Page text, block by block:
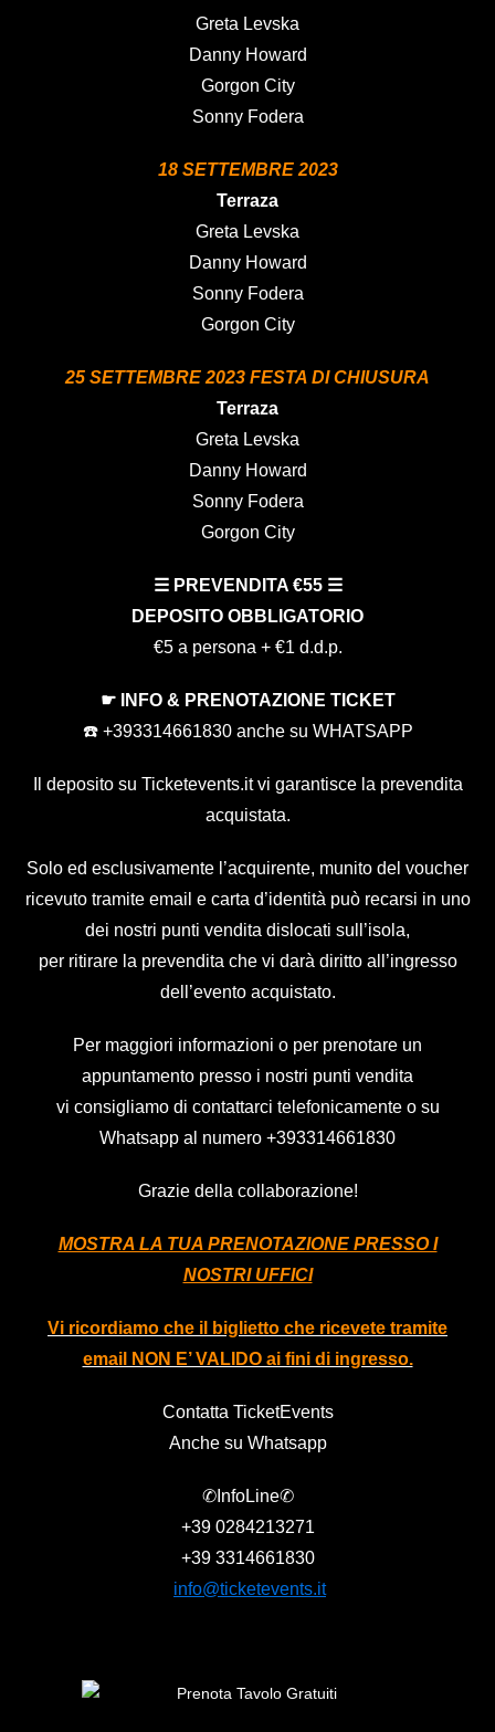
Greta Levska
Danny Howard
Gorgon City
Sonny Fodera
18 SETTEMBRE 2023
Terraza
Greta Levska
Danny Howard
Sonny Fodera
Gorgon City
25 SETTEMBRE 2023 FESTA DI CHIUSURA
Terraza
Greta Levska
Danny Howard
Sonny Fodera
Gorgon City
☰ PREVENDITA €55 ☰
DEPOSITO OBBLIGATORIO
€5 a persona + €1 d.d.p.
☛ INFO & PRENOTAZIONE TICKET
☎️ +393314661830 anche su WHATSAPP
Il deposito su Ticketevents.itvi garantisce la prevendita
acquistata.
Solo ed esclusivamente l’acquirente, munito del voucher
ricevuto tramite email e carta d’identità può recarsi in uno
dei nostri punti vendita dislocati sull’isola,
per ritirare la prevendita che vi darà diritto all’ingresso
dell’evento acquistato.
Per maggiori informazioni o per prenotare un
appuntamento presso i nostri punti vendita
vi consigliamo di contattarci telefonicamente o su
Whatsapp al numero +393314661830
Grazie della collaborazione!
MOSTRA LA TUA PRENOTAZIONE PRESSO I
NOSTRI UFFICI
Vi ricordiamo che il biglietto che ricevete tramite
email NON E’ VALIDO ai fini di ingresso.
Contatta TicketEvents
Anche su Whatsapp
✆InfoLine✆
+39 0284213271
+39 3314661830
info@ticketevents.it